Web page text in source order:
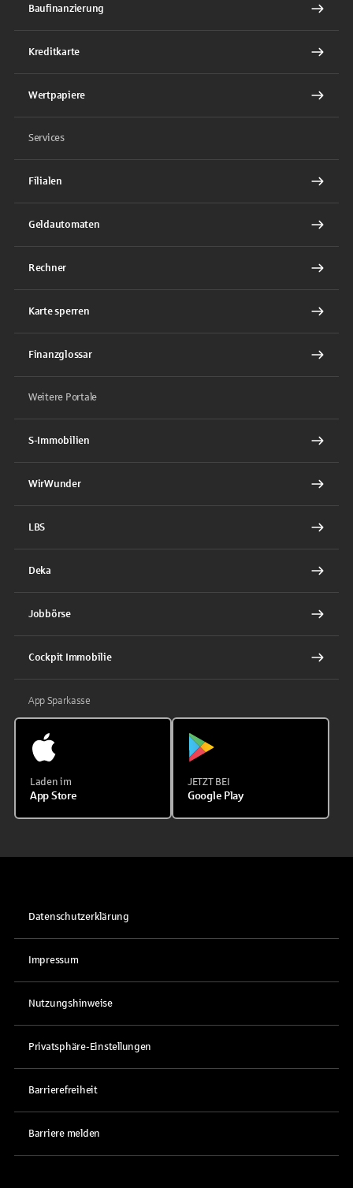
Baufinanzierung
Kreditkarte
Wertpapiere
Services
Filialen
Geldautomaten
Rechner
Karte sperren
Finanzglossar
Weitere Portale
S-Immobilien
WirWunder
LBS
Deka
Jobbörse
Cockpit Immobilie
App Sparkasse
Laden im
App Store
JETZT BEI
Google Play
Datenschutzerklärung
Impressum
Nutzungshinweise
Privatsphäre-Einstellungen
Barrierefreiheit
Barriere melden